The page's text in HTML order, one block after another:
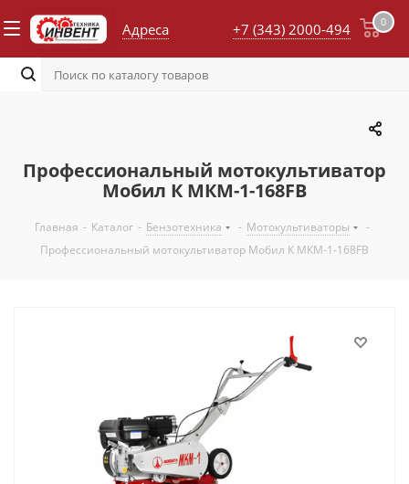
Адреса 0
+7 (343) 2000-494
Профессиональный мотокультиватор
Мобил К МКМ-1-168FB
Главная - Каталог - Бензотехника - Мотокультиваторы
-
Профессиональный мотокультиватор Мобил К МКМ-1-168FB